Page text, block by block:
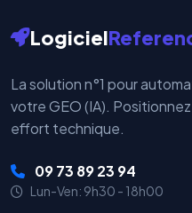
Logiciel
La solution n°1 pour
votre GEO (IA).
effort technique.
09 73 89 23 94
Lun-Ven: 9h30 - 18h00